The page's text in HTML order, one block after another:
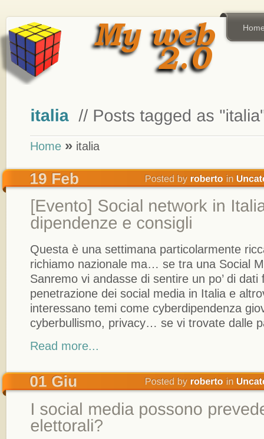
Home » italia
Questa è una settimana particolarmente
richiamo nazionale ma… se tra una Social
Sanremo vi andasse di sentire un po’ di dati
penetrazione dei social media in Italia e
interessano temi come cyberdipendenza
cyberbullismo, privacy… se vi trovate dalle
Read more...